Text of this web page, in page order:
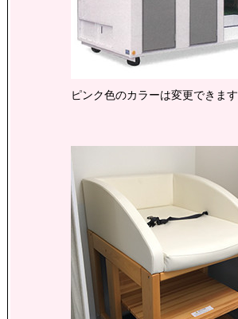
ピンク色のカラーは変更できます